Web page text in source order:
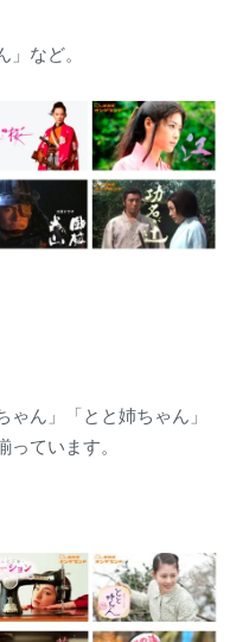
」など。
ゃん」「とと姉ちゃん」
っています。